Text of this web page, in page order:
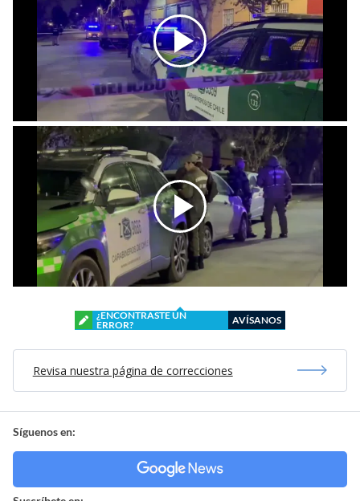
¿ENCONTRASTE UN
ERROR?
AVÍSANOS
Revisa nuestra página de correcciones
Síguenos en: